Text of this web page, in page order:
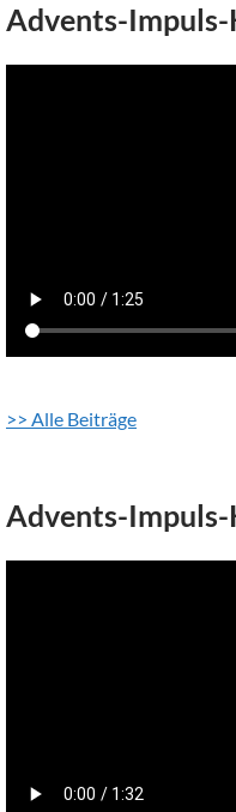
Advents-
>> Alle Beiträge
Advents-